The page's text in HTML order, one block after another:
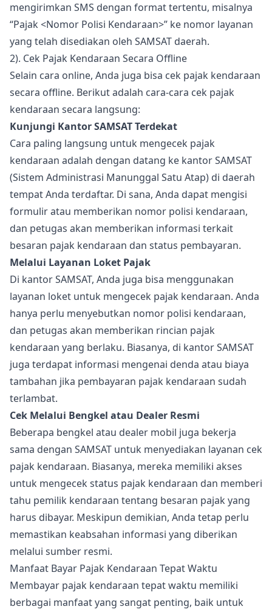
mengirimkan SMS dengan format tertentu, misalnya
“Pajak <Nomor Polisi Kendaraan>” ke nomor layanan
yang telah disediakan oleh SAMSAT daerah.
2). Cek Pajak Kendaraan Secara Offline
Selain cara online, Anda juga bisa cek pajak kendaraan
secara offline. Berikut adalah cara-cara cek pajak
kendaraan secara langsung:
Kunjungi Kantor SAMSAT Terdekat
Cara paling langsung untuk mengecek pajak
kendaraan adalah dengan datang ke kantor SAMSAT
(Sistem Administrasi Manunggal Satu Atap) di daerah
tempat Anda terdaftar. Di sana, Anda dapat mengisi
formulir atau memberikan nomor polisi kendaraan,
dan petugas akan memberikan informasi terkait
besaran pajak kendaraan dan status pembayaran.
Melalui Layanan Loket Pajak
Di kantor SAMSAT, Anda juga bisa menggunakan
layanan loket untuk mengecek pajak kendaraan. Anda
hanya perlu menyebutkan nomor polisi kendaraan,
dan petugas akan memberikan rincian pajak
kendaraan yang berlaku. Biasanya, di kantor SAMSAT
juga terdapat informasi mengenai denda atau biaya
tambahan jika pembayaran pajak kendaraan sudah
terlambat.
Cek Melalui Bengkel atau Dealer Resmi
Beberapa bengkel atau dealer mobil juga bekerja
sama dengan SAMSAT untuk menyediakan layanan cek
pajak kendaraan. Biasanya, mereka memiliki akses
untuk mengecek status pajak kendaraan dan memberi
tahu pemilik kendaraan tentang besaran pajak yang
harus dibayar. Meskipun demikian, Anda tetap perlu
memastikan keabsahan informasi yang diberikan
melalui sumber resmi.
Manfaat Bayar Pajak Kendaraan Tepat Waktu
Membayar pajak kendaraan tepat waktu memiliki
berbagai manfaat yang sangat penting, baik untuk